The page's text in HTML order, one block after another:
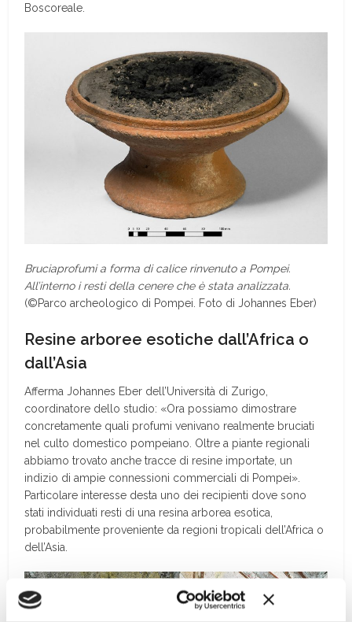
Boscoreale.
Bruciaprofumi a forma di calice rinvenuto a Pompei.
All’interno i resti della cenere che è stata analizzata.
(©Parco archeologico di Pompei. Foto di Johannes Eber)
Resine arboree esotiche dall’Africa o
dall’Asia
Afferma Johannes Eber dell’Università di Zurigo,
coordinatore dello studio: «Ora possiamo dimostrare
concretamente quali profumi venivano realmente bruciati
nel culto domestico pompeiano. Oltre a piante regionali
abbiamo trovato anche tracce di resine importate, un
indizio di ampie connessioni commerciali di Pompei».
Particolare interesse desta uno dei recipienti dove sono
stati individuati resti di una resina arborea esotica,
probabilmente proveniente da regioni tropicali dell’Africa o
dell’Asia.